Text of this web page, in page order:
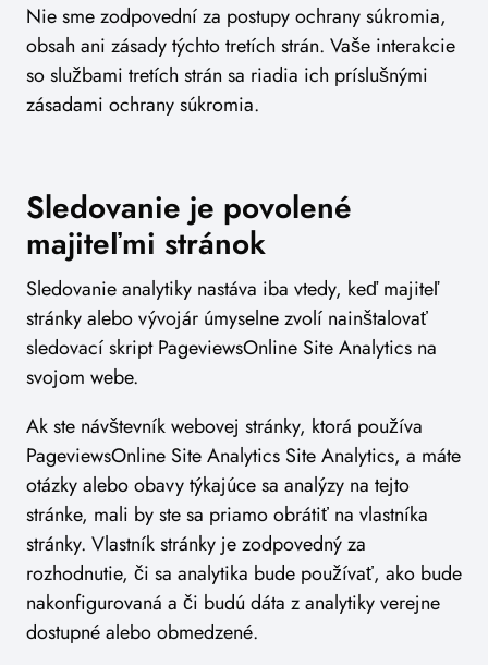
Nie sme zodpovední za postupy ochrany súkromia,
obsah ani zásady týchto tretích strán. Vaše interakcie
so službami tretích strán sa riadia ich príslušnými
zásadami ochrany súkromia.
Sledovanie je povolené
majiteľmi stránok
Sledovanie analytiky nastáva iba vtedy, keď majiteľ
stránky alebo vývojár úmyselne zvolí nainštalovať
sledovací skript PageviewsOnline Site Analytics na
svojom webe.
Ak ste návštevník webovej stránky, ktorá používa
PageviewsOnline Site Analytics Site Analytics, a máte
otázky alebo obavy týkajúce sa analýzy na tejto
stránke, mali by ste sa priamo obrátiť na vlastníka
stránky. Vlastník stránky je zodpovedný za
rozhodnutie, či sa analytika bude používať, ako bude
nakonfigurovaná a či budú dáta z analytiky verejne
dostupné alebo obmedzené.